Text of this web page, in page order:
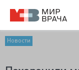
Новости